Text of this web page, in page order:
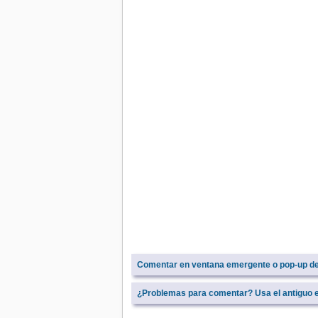
Comentar en ventana emergente o pop-up
¿Problemas para comentar? Usa el antiguo